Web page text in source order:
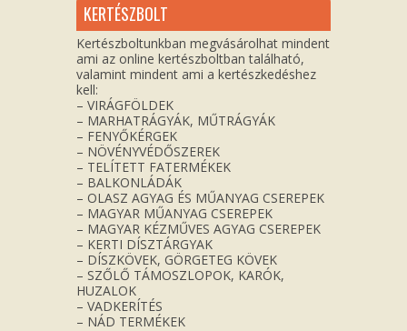
KERTÉSZBOLT
Kertészboltunkban megvásárolhat mindent
ami az online kertészboltban található,
valamint mindent ami a kertészkedéshez
kell:
– VIRÁGFÖLDEK
– MARHATRÁGYÁK, MŰTRÁGYÁK
– FENYŐKÉRGEK
– NÖVÉNYVÉDŐSZEREK
– TELÍTETT FATERMÉKEK
– BALKONLÁDÁK
– OLASZ AGYAG ÉS MŰANYAG CSEREPEK
– MAGYAR MŰANYAG CSEREPEK
– MAGYAR KÉZMŰVES AGYAG CSEREPEK
– KERTI DÍSZTÁRGYAK
– DÍSZKÖVEK, GÖRGETEG KÖVEK
– SZŐLŐ TÁMOSZLOPOK, KARÓK,
HUZALOK
– VADKERÍTÉS
– NÁD TERMÉKEK